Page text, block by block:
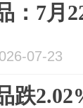
：7月
07-23
跌